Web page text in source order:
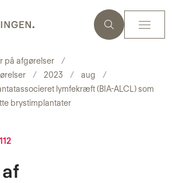
på afgørelser
2023
aug
lymfekræft (BIA-ALCL) som
brystimplantater